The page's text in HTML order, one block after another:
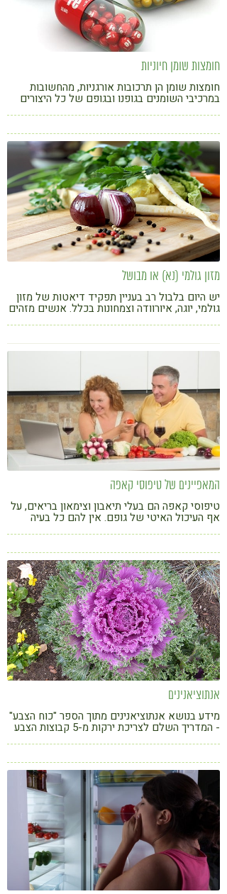
חומצות שומן חיוניות
חומצות שומן הן תרכובות אורגניות, מהחשובות
במרכיבי השומנים בגופנו ובגופם של כל היצורים
מזון גולמי (נא) או מבושל
יש היום בלבול רב בעניין תפקיד דיאטות של מזון
גולמי, יוגה, איורוודה וצמחונות בכלל. אנשים מזהים
אינו הופך אותם לבשר! תזונה צמחונית כוללת את
כל מצרכי המזון שאינם בשר, ובכללם מבושלים.
הרבה מצרכי מזון חייבים בישול כדי שיהיה אפשר
לעכלם. דוגמאות לכך הן אורז ותפוחי אדמה.
המאפיינים של טיפוסי קאפה
טיפוסי קאפה הם בעלי תיאבון וצימאון בריאים, על
אף העיכול האיטי של גופם. אין להם כל בעיה
אנתוציאנינים
מידע בנושא אנתוציאנינים מתוך הספר "כוח הצבע"
- המדריך השלם לצריכת ירקות מ-5 קבוצות הצבע
M.Sc